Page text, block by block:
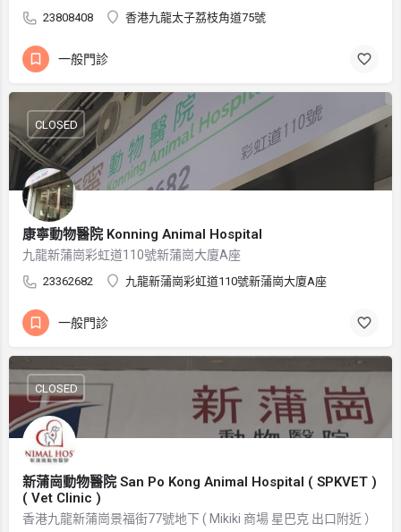
23808408 香港九龍太子荔枝角道75號
一般門診
康寧動物醫院 Konning Animal Hospital
九龍新蒲崗彩虹道110號新蒲崗大廈A座
23362682 九龍新蒲崗彩虹道110號新蒲崗大廈A座
CLOSED
一般門診
新蒲崗動物醫院 San Po Kong Animal Hospital ( SPKVET )
( Vet Clinic )
香港九龍新蒲崗景福街77號地下 ( Mikiki 商場 星巴克 出口附近 ）
CLOSED